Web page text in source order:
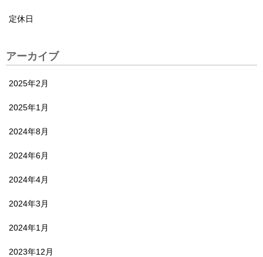
定休日
アーカイブ
2025年2月
2025年1月
2024年8月
2024年6月
2024年4月
2024年3月
2024年1月
2023年12月